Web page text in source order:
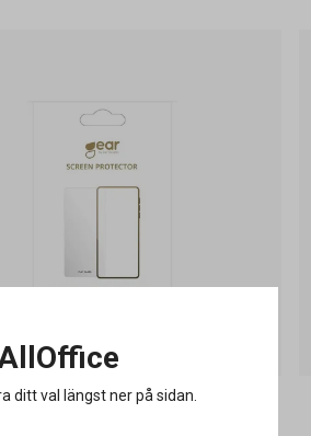
Gear Samsung Galaxy S24
ditt val längst ner på sidan.